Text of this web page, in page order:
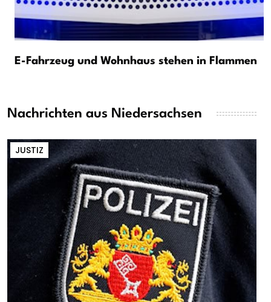
E-Fahrzeug und Wohnhaus stehen in Flammen
Nachrichten aus Niedersachsen
JUSTIZ